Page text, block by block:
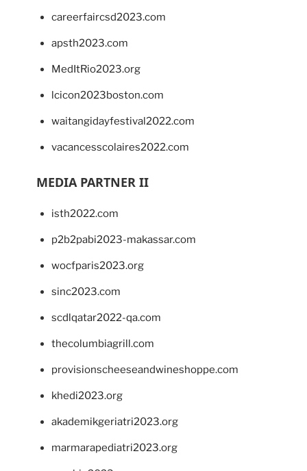
careerfaircsd2023.com
apsth2023.com
MedItRio2023.org
lcicon2023boston.com
waitangidayfestival2022.com
vacancesscolaires2022.com
MEDIA PARTNER II
isth2022.com
p2b2pabi2023-makassar.com
wocfparis2023.org
sinc2023.com
scdlqatar2022-qa.com
thecolumbiagrill.com
provisionscheeseandwineshoppe.com
khedi2023.org
akademikgeriatri2023.org
marmarapediatri2023.org